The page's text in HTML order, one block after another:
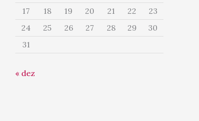
17
18 19 20 21 22
23
24
25 26 27 28 29
30
31
« dez